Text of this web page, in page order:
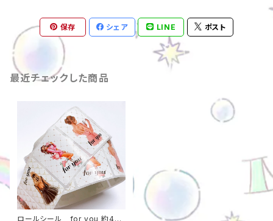
保存 シェア LINE ポスト
最近チェックした商品
ロールシール for you 約4*3